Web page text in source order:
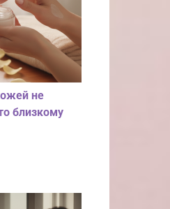
не
близкому